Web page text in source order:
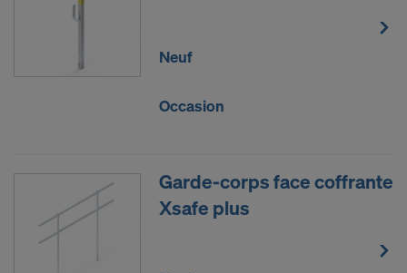
Neuf
Occasion
Garde-corps face coffrante
Xsafe plus